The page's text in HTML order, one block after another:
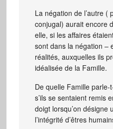
La négation de l’autre (
conjugal) aurait encore
elle, si les affaires
sont dans la négation –
réalités, auxquelles ils
idéalisée de la Famille.
De quelle Famille
s’ils se sentaient remis
doigt lorsqu’on désigne
l’intégrité d’êtres